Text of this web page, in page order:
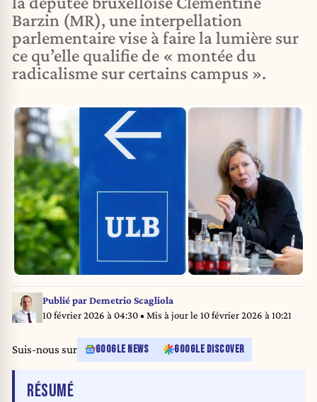
Barzin (MR), une interpellation
parlementaire vise à faire la lumière sur
ce qu’elle qualifie de « montée du
radicalisme sur certains campus ».
Publié parDemetrio Scagliola
10 février 2026 à 04:30• Mis à jour le 10 février 2026 à 10:21
Suis-nous sur GOOGLE NEWS GOOGLE DISCOVER
RÉSUMÉDE L'ARTICLE